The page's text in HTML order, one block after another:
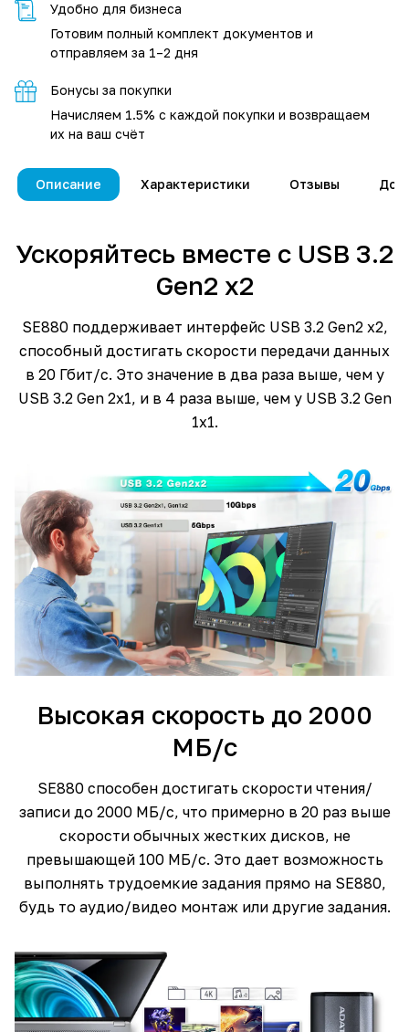
Удобно для бизнеса
Готовим полный комплект документов и
отправляем за 1–2 дня
Бонусы за покупки
Начисляем 1.5% с каждой покупки и возвращаем
их на ваш счёт
Описание Характеристики Отзывы
Ускоряйтесь вместе с USB 3.2
Gen2 x2
SE880 поддерживает интерфейс USB 3.2 Gen2 x2,
способный достигать скорости передачи данных
в 20 Гбит/с. Это значение в два раза выше, чем у
USB 3.2 Gen 2x1, и в 4 раза выше, чем у USB 3.2 Gen
1x1.
Высокая скорость до 2000
МБ/с
SE880 способен достигать скорости чтения/
записи до 2000 МБ/с, что примерно в 20 раз выше
скорости обычных жестких дисков, не
превышающей 100 МБ/с. Это дает возможность
выполнять трудоемкие задания прямо на SE880,
будь то аудио/видео монтаж или другие задания.